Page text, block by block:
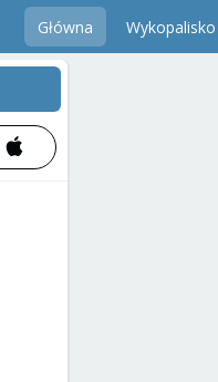
Główna Wykopalisko